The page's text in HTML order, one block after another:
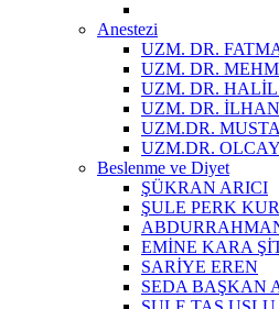
Anestezi
UZM. DR.
UZM. DR.
UZM. DR. HALİL
UZM. DR.
UZM.DR.
UZM.DR.
Beslenme ve Diyet
ŞÜKRAN ARICI
ŞULE PERK
EMİNE KARA
SARİYE EREN
SEDA BAŞKAN